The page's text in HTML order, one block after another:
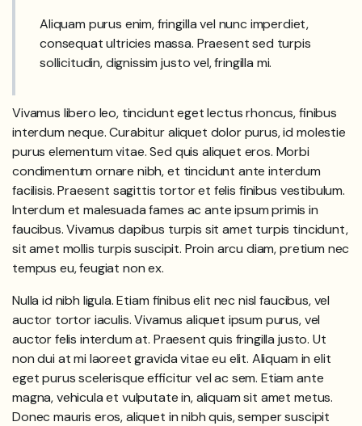
Aliquam purus enim, fringilla vel nunc imperdiet,
consequat ultricies massa. Praesent sed turpis
sollicitudin, dignissim justo vel, fringilla mi.
Vivamus libero leo, tincidunt eget lectus rhoncus, finibus
interdum neque. Curabitur aliquet dolor purus, id molestie
purus elementum vitae. Sed quis aliquet eros. Morbi
condimentum ornare nibh, et tincidunt ante interdum
facilisis. Praesent sagittis tortor et felis finibus vestibulum.
Interdum et malesuada fames ac ante ipsum primis in
faucibus. Vivamus dapibus turpis sit amet turpis tincidunt,
sit amet mollis turpis suscipit. Proin arcu diam, pretium nec
tempus eu, feugiat non ex.
Nulla id nibh ligula. Etiam finibus elit nec nisl faucibus, vel
auctor tortor iaculis. Vivamus aliquet ipsum purus, vel
auctor felis interdum at. Praesent quis fringilla justo. Ut
non dui at mi laoreet gravida vitae eu elit. Aliquam in elit
eget purus scelerisque efficitur vel ac sem. Etiam ante
magna, vehicula et vulputate in, aliquam sit amet metus.
Donec mauris eros, aliquet in nibh quis, semper suscipit